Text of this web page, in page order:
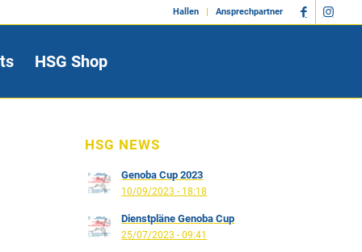
Hallen Ansprechpartner
HSG Shop
HSG NEWS
Genoba Cup 2023
10/09/2023 - 18:18
Dienstpläne Genoba Cup
25/07/2023 - 09:41